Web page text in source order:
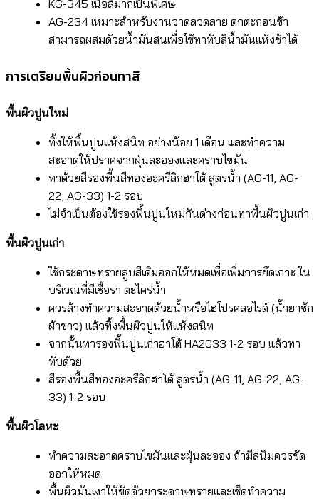
KG-345 เนื้อสีมากเป็นพิเศษ
AG-234 เหมาะสำหรับงานวาดลวดลาย ตกตะกอนช้า
สามารถผสมด้วยน้ำมันสนเพื่อใช้ทาทับสีน้ำมันแห้งช้าได้
การเตรียมพื้นผิวก่อนทาสี
พื้นผิวปูนใหม่
ทิ้งให้พื้นปูนแห้งสนิท อย่างน้อย 1 เดือน และทำความ
สะอาดให้ปราศจากฝุ่นละอองและคราบไขมัน
ทาด้วยสีรองพื้นสีทองอะครีลิกฮาโต้ สูตรน้ำ (AG-11, AG-
22, AG-33) 1-2 รอบ
ไม่จำเป็นต้องใช้รองพื้นปูนใหม่กันด่างก่อนทาพื้นผิวปูนเก่า
พื้นผิวปูนเก่า
ใช้กระดาษทรายลูบสีเดิมออกให้หมดเพื่อเพิ่มการยึดเกาะ ใน
บริเวณที่มีเชื้อรา ตะไคร่น้ำ
ควรล้างทำความสะอาดด้วยน้ำหรือไฮโปรคลอไรด์ (น้ำยาซัก
ผ้าขาว) แล้วทิ้งพื้นผิวปูนให้แห้งสนิท
จากนั้นทารองพื้นปูนเก่าฮาโต้ HA2033 1-2 รอบ แล้วทา
ทับด้วย
สีรองพื้นสีทองอะครีลิกฮาโต้ สูตรน้ำ (AG-11, AG-22, AG-
33) 1-2 รอบ
พื้นผิวโลหะ
ทำความสะอาดคราบไขมันและฝุ่นละออง ถ้ามีสนิมควรขัด
ออกให้หมด
พื้นผิวมันเงาให้ขัดด้วยกระดาษทรายและเช็ดทำความ